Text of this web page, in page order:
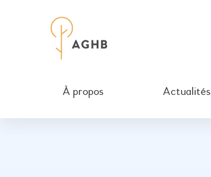
À propos Actualités